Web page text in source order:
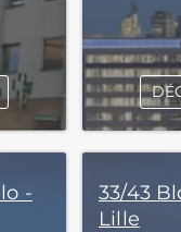
-
33/43
Lille